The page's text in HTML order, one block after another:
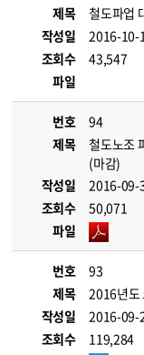
제목
철도파업
작성일
2016-10-
조회수
43,547
파일
번호
94
제목
철도노조
(마감)
작성일
2016-09-
조회수
50,071
파일
번호
93
제목
2016년도
작성일
2016-09-
조회수
119,284